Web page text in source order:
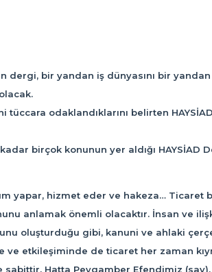
dergi, bir yandan iş dünyasını bir
odaklandıklarını belirten HAYSİAD
birçok konunun yer aldığı HAYSİAD
yapar, hizmet eder ve hakeza… Ticaret
anlamak önemli olacaktır. İnsan ve
oluşturduğu gibi, kanuni ve ahlaki
etkileşiminde de ticaret her zaman
Hatta Peygamber Efendimiz